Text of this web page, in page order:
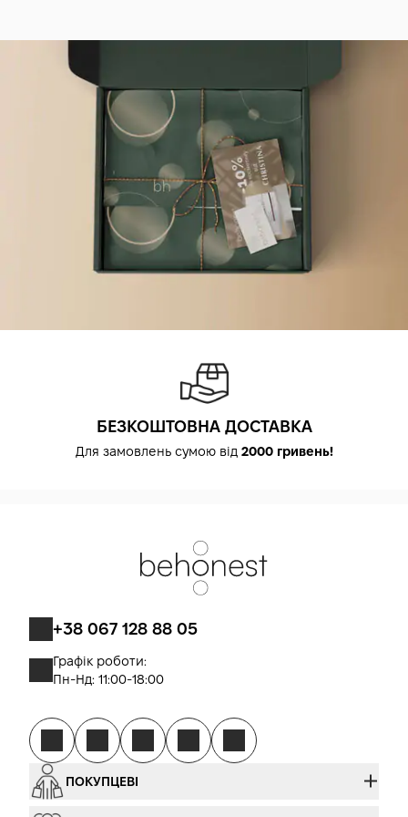
від прямого сонячного світла, тепла (батареї, радіатори) і
вологи місці; розкриту упаковку краще тримати у
закритому контейнері, щоб запобігти забрудненню
клейкого шару пилом і втрату клейкості. Термін
придатності вказаний на упаковці і типово становить 3-5
років від дати виробництва. У разі формування нової
мозолі в нетиповому місці, поширення подразнення поза
зону приклеювання, появи болю всередині кільцевого
отвору на фоні носіння — припинила застосування і
проконсультуйся з подологом для перегляду тактики
догляду за стопою.
БЕЗКОШТОВНА ДОСТАВКА
Для замовлень сумою від 2000 гривень!
+38 067 128 88 05
Графік роботи:
Пн-Нд: 11:00-18:00
ПОКУПЦЕВІ